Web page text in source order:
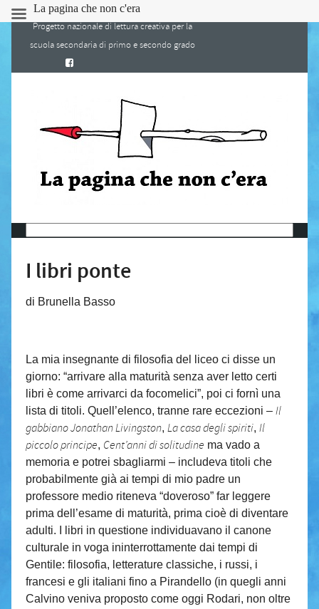
Progetto nazionale di lettura creativa per la
scuola secondaria di primo e secondo grado
I libri ponte
di Brunella Basso
La mia insegnante di filosofia del liceo ci disse un
giorno: “arrivare alla maturità senza aver letto certi
libri è come arrivarci da focomelici”, poi ci fornì una
lista di titoli. Quell’elenco, tranne rare eccezioni – Il
gabbiano Jonathan Livingston, La casa degli spiriti, Il
piccolo principe, Cent’anni di solitudine ma vado a
memoria e potrei sbagliarmi – includeva titoli che
probabilmente già ai tempi di mio padre un
professore medio riteneva “doveroso” far leggere
prima dell’esame di maturità, prima cioè di diventare
adulti. I libri in questione individuavano il canone
culturale in voga ininterrottamente dai tempi di
Gentile: filosofia, letterature classiche, i russi, i
francesi e gli italiani fino a Pirandello (in quegli anni
Calvino veniva proposto come oggi Rodari, non oltre
La pagina che non c'era